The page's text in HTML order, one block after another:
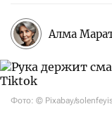
Алма
Фото: © Pixabay/